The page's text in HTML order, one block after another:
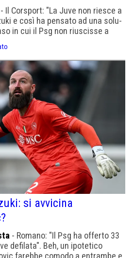
- Il Corsport: "La Juve non rie­sce a
e così ha pen­sato ad una solu­
in cui il Psg non riu­scisse a
tito­lare"
si avvicina
- Romano: "Il Psg ha offerto 33
defilata". Beh, un ipotetico